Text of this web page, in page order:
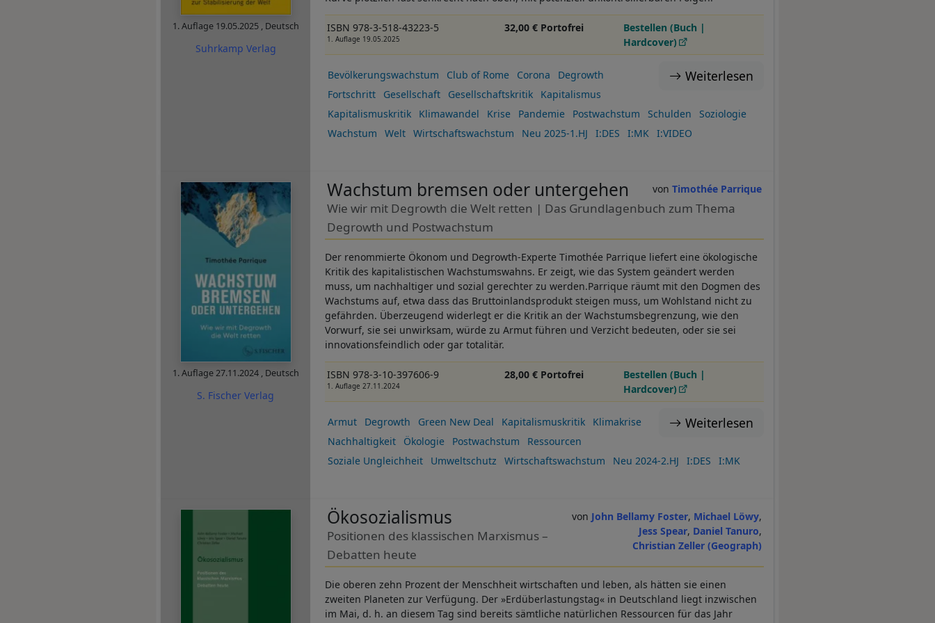
1. Auflage 19.05.2025 , Deutsch
Suhrkamp Verlag
ISBN 978-3-518-43223-5
1. Auflage 19.05.2025
32,00 € Portofrei
Bestellen (Buch |
Hardcover)
Weiterlesen
Bevölkerungswachstum Club of Rome Corona
Degrowth
Fortschritt
Gesellschaft Gesellschaftskritik
Kapitalismus
Kapitalismuskritik
Klimawandel Krise Pandemie Postwachstum Schulden
Soziologie
Wachstum
Welt Wirtschaftswachstum Neu 2025-1.HJ I:DES I:MK I:VIDEO
1. Auflage27.11.2024 , Deutsch
S. Fischer Verlag
Timothée Parrique
Wachstum bremsen oder untergehen
Wie wir mit Degrowth die Welt retten | Das Grundlagenbuch zum Thema
Degrowth und Postwachstum
Der renommierte Ökonom und Degrowth-Experte Timothée Parrique liefert eine ökologische
Kritik des kapitalistischen Wachstumswahns. Er zeigt, wie das System geändert werden
muss, um nachhaltiger und sozial gerechter zu werden.Parrique räumt mit den Dogmen des
Wachstums auf, etwa dass das Bruttoinlandsprodukt steigen muss, um Wohlstand nicht zu
gefährden. Überzeugend widerlegt er die Kritik an der Wachstumsbegrenzung, wie den
Vorwurf, sie sei unwirksam, würde zu Armut führen und Verzicht bedeuten, oder sie sei
innovationsfeindlich oder gar totalitär.
ISBN 978-3-10-397606-9
1. Auflage 27.11.2024
28,00 € Portofrei
Bestellen (Buch |
Hardcover)
Weiterlesen
Armut Degrowth Green New Deal Kapitalismuskritik
Klimakrise
Nachhaltigkeit
Ökologie Postwachstum
Ressourcen
Soziale Ungleichheit
Umweltschutz Wirtschaftswachstum Neu 2024-2.HJ I:DES I:MK
John Bellamy Foster Michael Löwy
Jess Spear Daniel Tanuro
Christian Zeller (Geograph)
Ökosozialismus
Positionen des klassischen Marxismus –
Debatten heute
Die oberen zehn Prozent der Menschheit wirtschaften und leben, als hätten sie einen
zweiten Planeten zur Verfügung. Der »Erdüberlastungstag« in Deutschland liegt inzwischen
im Mai, d. h. an diesem Tag sind bereits sämtliche natürlichen Ressourcen für das Jahr